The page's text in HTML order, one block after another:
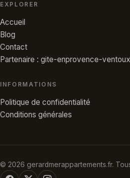
EXPLORER
Accueil
Blog
Contact
Partenaire : gite-enprovence-
INFORMATIONS
Politique de confidentialité
Conditions générales
© 2026 gerardmerappartements.fr.